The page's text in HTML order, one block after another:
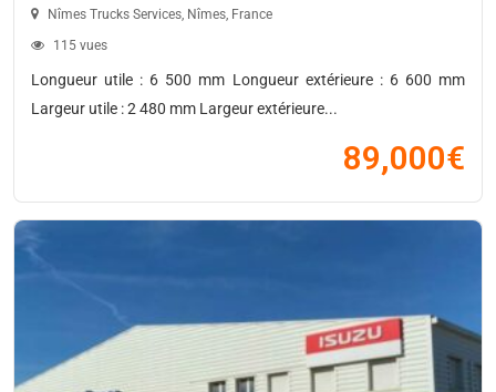
Nîmes Trucks Services Nîmes France
115 vues
Longueur utile : 6 500 mm Longueur extérieure : 6 600 mm
Largeur utile : 2 480 mm Largeur extérieure...
89,000€